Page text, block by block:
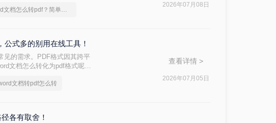
word文档怎么转pdf？简单高效的恢复方法
2026年07月08日
式多的别用在线工具！
见的需求。PDF格式因其跨平
文档怎么转化为pdf格式呢？
文档转pdf怎么转
查看详情 >
2026年07月05日
各有取舍！